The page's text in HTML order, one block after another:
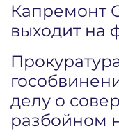
Капремонт
выходит
делу о
разбойном